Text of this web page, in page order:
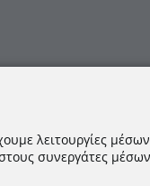
λειτουργίες
συνεργάτες